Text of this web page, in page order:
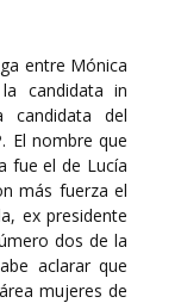
entre Mónica
candidata in
candidata del
El nombre que
fue el de Lucía
más fuerza el
ex presidente
dos de la
aclarar que
mujeres de